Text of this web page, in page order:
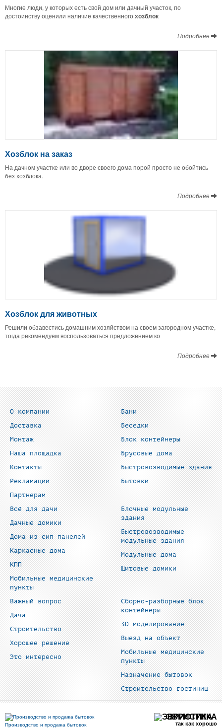
Многие люди, у которых есть свой дом или дачный участок, по
достоинству оценили наличие качественногохозблок
Подробнее
Хозблок на заказ
На дачном участке или во дворе своего дома порой просто не обойтись
без хозблока.
Подробнее
Хозблок для животных
Решили обзавестись домашним хозяйством на своем загородном участке,
тогда рекомендуем воспользоваться предложением ко
Подробнее
О компании
Доставка
Монтаж
Наша площадка
Контакты
Рекламации
Партнерам
Бани
Беседки
Блок контейнеры
Брусовые дома
Быстровозводимые здания
Бытовки
Всё для дачи
Дачные домики
Дома из сип панелей
Каркасные дома
КПП
Мобильные медицинские
пункты
Блочные модульные
здания
Быстровозводимые
модульные здания
Модульные дома
Щитовые домики
Важный вопрос
Дача
Строительство
Хорошее решение
Это интересно
Сборно-разборные блок
контейнеры
3D моделирование
Выезд на объект
Мобильные медицинские
пункты
Назначение бытовок
Строительство гостиниц
Производство и продажа бытовок.
ЭВРИСТИКА
так как хорошо